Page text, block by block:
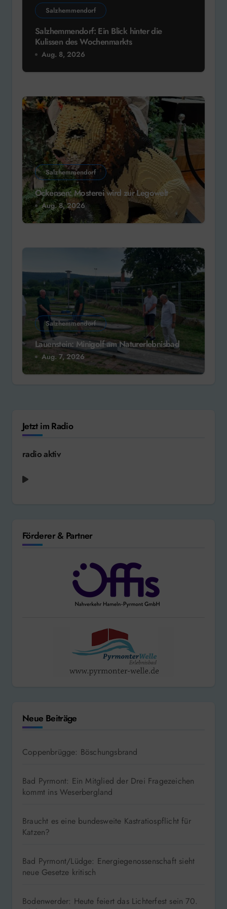
Salzhemmendorf
Salzhemmendorf: Ein Blick hinter die
Kulissen des Wochenmarkts
Aug. 8, 2026
Salzhemmendorf
Ockensen: Mosterei wird zur Legowelt
Aug. 8, 2026
Salzhemmendorf
Lauenstein: Minigolf am Naturerlebnisbad
Aug. 7, 2026
Jetzt im Radio
radio aktiv
Förderer & Partner
Neue Beiträge
Coppenbrügge: Böschungsbrand
Bad Pyrmont: Ein Mitglied der Drei Fragezeichen
kommt ins Weserbergland
Braucht es eine bundesweite Kastratiospflicht für
Katzen?
Bad Pyrmont/Lüdge: Energiegenossenschaft sieht
neue Gesetze kritisch
Bodenwerder: Heute feiert das Lichterfest sein 70.